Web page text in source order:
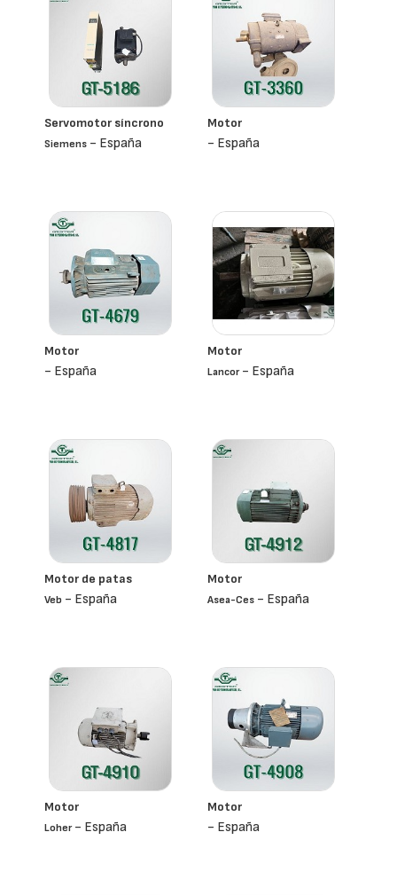
Servomotor síncrono
Siemens - España
Motor
- España
Motor
- España
Motor
Lancor- España
Motor de patas
Veb - España
Motor
Asea-Ces - España
Motor
Loher- España
Motor
- España